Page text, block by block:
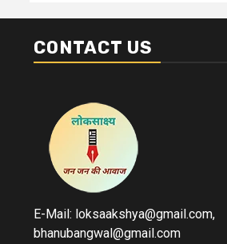
CONTACT US
E-Mail: loksaakshya@gmail.com,
bhanubangwal@gmail.com